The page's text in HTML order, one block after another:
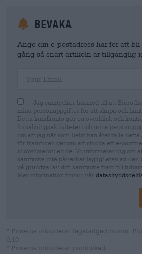
Bevaka
Ange din e-postadress här för att bli
gång så snart artikeln är tillgänglig
Jag samtycker härmed till att
mina personuppgifter för att skapa och
Detta kundkonto ger en överblick och
försäljningsaktiviteter och mina
om att jag när som helst kan återkalla
för framtiden genom att skicka ett e-
shop@bierothek.de. Vi informerar dig om
samtycke inte påverkar lagligheten av den
på grundval av ditt samtycke fram till
Mer information finns i vår
* Priserna inkluderar lagstadgad moms.
0,10
* Priserna inkluderar punktskatt